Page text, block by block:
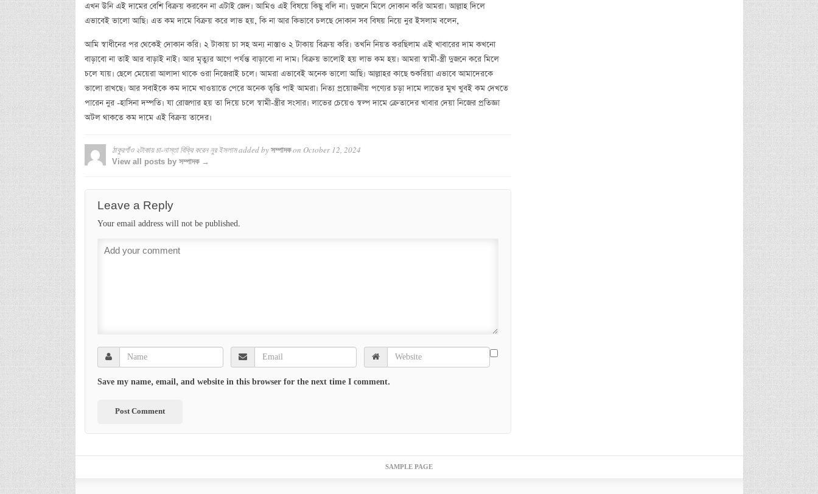
এখন উনি এই দামের বেশি বিক্রয় করবেন না এটাই জেদ। আমিও এই বিষয়ে কিছু বলি না। দুজনে মিলে দোকান করি আমরা। আল্লাহ দিলে
এভাবেই ভালো আছি। এত কম দামে বিক্রয় করে লাভ হয়, কি না আর কিভাবে চলছে দোকান সব বিষয় নিয়ে নুর ইসলাম বলেন,
আমি স্বাধীনের পর থেকেই দোকান করি। ২ টাকায় চা সহ অন্য নাস্তাও ২ টাকায় বিক্রয় করি। তখনি নিয়ত করছিলাম এই খাবারের দাম কখনো
বাড়াবো না তাই আর বাড়াই নাই। আর মৃত্যুর আগে পর্যন্ত বাড়াবো না দাম। বিক্রয় ভালোই হয় লাভ কম হয়। আমরা স্বামী-স্ত্রী দুজনে করে মিলে
চলে যায়। ছেলে মেয়েরা আলাদা থাকে ওরা নিজেরাই চলে। আমরা এভাবেই অনেক ভালো আছি। আল্লাহর কাছে শুকরিয়া এভাবে আমাদেরকে
ভালো রাখছে। আর সবাইকে কম দামে খাওয়াতে পেরে অনেক তৃপ্তি পাই আমরা। নিত্য প্রয়োজনীয় পণ্যের চড়া দামে লাভের মুখ খুবই কম দেখতে
পারেন নুর -হাসিনা দম্পতি। যা রোজগার হয় তা দিয়ে চলে স্বামী-স্ত্রীর সংসার। লাভের চেয়েও স্বল্প দামে ক্রেতাদের খাবার দেয়া নিজের প্রতিজ্ঞা
অটল থাকতে কম দামে এই বিক্রয় তাদের।
ঠাকুরগাঁও ২টাকায় চা-নাস্তা বিক্রি করেন নুর ইসলামadded by সম্পাদকon October 12, 2024
View all posts by সম্পাদক →
Leave a Reply
Your email address will not be published.
Save my name, email, and website in this browser for the next time I comment.
SAMPLE PAGE